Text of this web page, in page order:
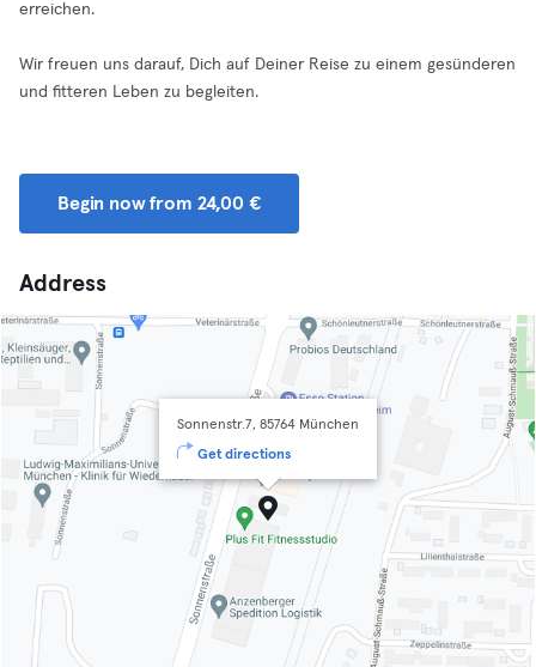
erreichen.
Wir freuen uns darauf, Dich auf Deiner Reise zu einem gesünderen
und fitteren Leben zu begleiten.
Begin now from 24,00 €
Address
Sonnenstr.7, 85764 München
Get directions